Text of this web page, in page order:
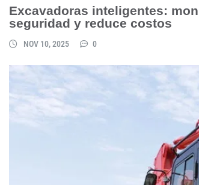
Excavadoras inteligentes:
seguridad y reduce costos
NOV 10, 2025 0